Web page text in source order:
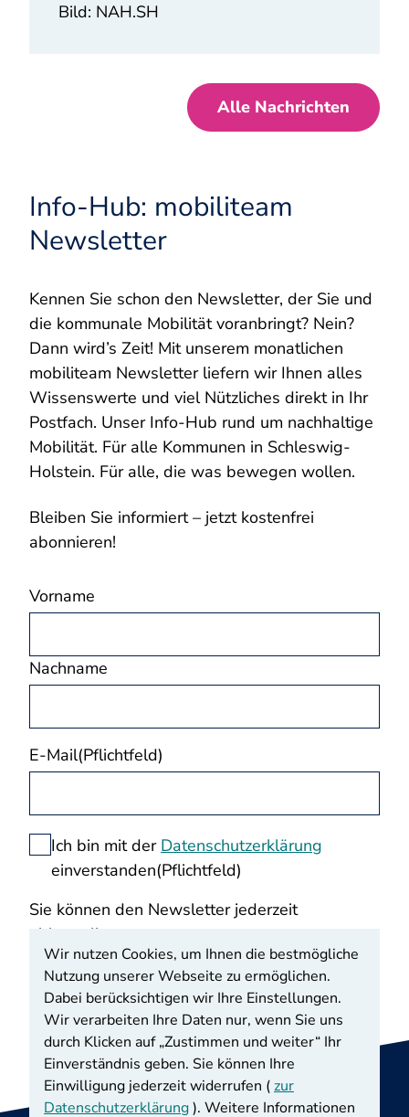
Bild: NAH.SH
Alle Nachrichten
Info-Hub: mobiliteam
Newsletter
Kennen Sie schon den Newsletter, der Sie und
die kommunale Mobilität voranbringt? Nein?
Dann wird’s Zeit! Mit unserem monatlichen
mobiliteam Newsletter liefern wir Ihnen alles
Wissenswerte und viel Nützliches direkt in Ihr
Postfach. Unser Info-Hub rund um nachhaltige
Mobilität. Für alle Kommunen in Schleswig-
Holstein. Für alle, die was bewegen wollen.
Bleiben Sie informiert – jetzt kostenfrei
abonnieren!
Vorname
Nachname
E-Mail(Pflichtfeld)
Datenschutzeinwilligung
Ich bin mit der Datenschutzerklärung
einverstanden(Pflichtfeld)
Sie können den Newsletter jederzeit
abbestellen.
Anmelden
Wir nutzen Cookies, um Ihnen die bestmögliche
Nutzung unserer Webseite zu ermöglichen.
Dabei berücksichtigen wir Ihre Einstellungen.
Wir verarbeiten Ihre Daten nur, wenn Sie uns
durch Klicken auf „Zustimmen und weiter“ Ihr
Einverständnis geben. Sie können Ihre
Einwilligung jederzeit widerrufen (zur
Datenschutzerklärung). Weitere Informationen